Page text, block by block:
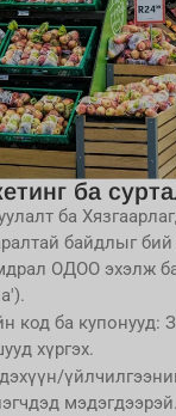
ба
ба
байдлыг
ОДОО эхэлж
код ба купонууд:
хүргэх.
мэдэгдээрэй.